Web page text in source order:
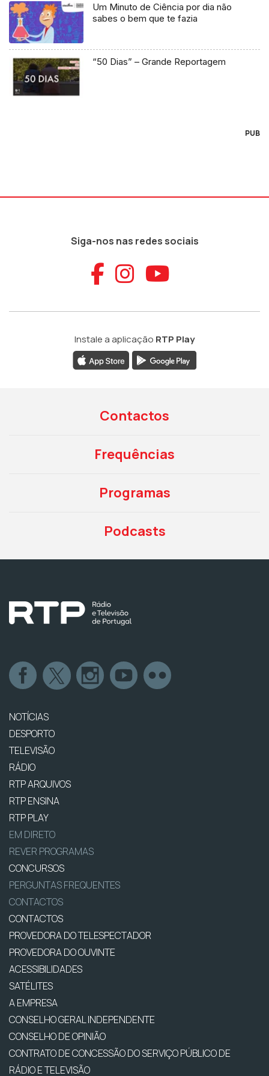
Um Minuto de Ciência por dia não
sabes o bem que te fazia
“50 Dias” – Grande Reportagem
PUB
Siga-nos nas redes sociais
Aceder ao
Aceder ao
Aceder
Instale a aplicação RTP Play
Contactos
Frequências
Programas
Podcasts
NOTÍCIAS
DESPORTO
TELEVISÃO
RÁDIO
RTP ARQUIVOS
RTP ENSINA
RTP PLAY
EM DIRETO
REVER PROGRAMAS
CONCURSOS
PERGUNTAS FREQUENTES
CONTACTOS
CONTACTOS
PROVEDORA DO TELESPECTADOR
PROVEDORA DO OUVINTE
ACESSIBILIDADES
SATÉLITES
A EMPRESA
CONSELHO GERAL INDEPENDENTE
CONSELHO DE OPINIÃO
CONTRATO DE CONCESSÃO DO SERVIÇO PÚBLICO DE
RÁDIO E TELEVISÃO